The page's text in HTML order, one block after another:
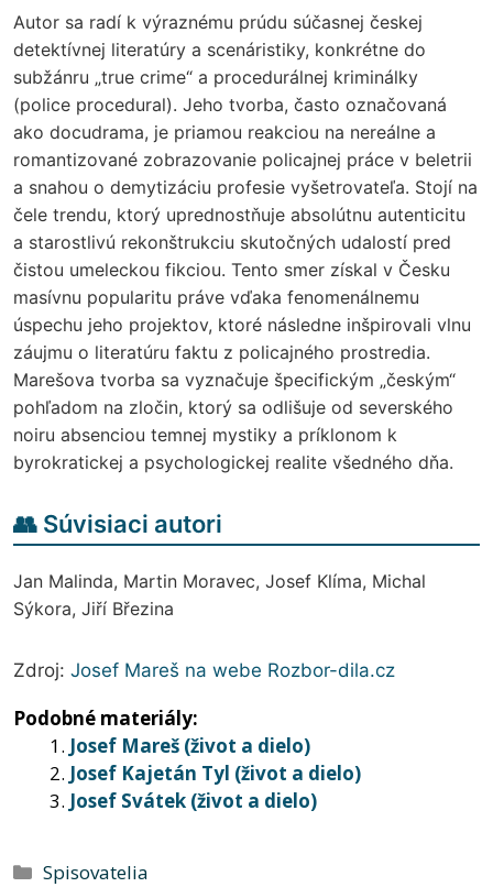
Autor sa radí k výraznému prúdu súčasnej českej
detektívnej literatúry a scenáristiky, konkrétne do
subžánru „true crime“ a procedurálnej kriminálky
(police procedural). Jeho tvorba, často označovaná
ako docudrama, je priamou reakciou na nereálne a
romantizované zobrazovanie policajnej práce v beletrii
a snahou o demytizáciu profesie vyšetrovateľa. Stojí na
čele trendu, ktorý uprednostňuje absolútnu autenticitu
a starostlivú rekonštrukciu skutočných udalostí pred
čistou umeleckou fikciou. Tento smer získal v Česku
masívnu popularitu práve vďaka fenomenálnemu
úspechu jeho projektov, ktoré následne inšpirovali vlnu
záujmu o literatúru faktu z policajného prostredia.
Marešova tvorba sa vyznačuje špecifickým „českým“
pohľadom na zločin, ktorý sa odlišuje od severského
noiru absenciou temnej mystiky a príklonom k
byrokratickej a psychologickej realite všedného dňa.
👥 Súvisiaci autori
Jan Malinda, Martin Moravec, Josef Klíma, Michal
Sýkora, Jiří Březina
Zdroj: Josef Mareš na webe Rozbor-dila.cz
Podobné materiály:
Josef Mareš (život a dielo)
Josef Kajetán Tyl (život a dielo)
Josef Svátek (život a dielo)
Kategórie
Spisovatelia